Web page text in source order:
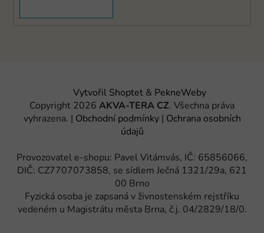
Vytvořil Shoptet& PekneWeby
Copyright 2026 AKVA-TERA CZ. Všechna práva
vyhrazena. | Obchodní podmínky| Ochrana osobních
údajů
Provozovatel e-shopu: Pavel Vitámvás, IČ: 65856066,
DIČ: CZ7707073858, se sídlem Ječná 1321/29a, 621
00 Brno
Fyzická osoba je zapsaná v živnostenském rejstříku
vedeném u Magistrátu města Brna, č.j. 04/2829/18/0.